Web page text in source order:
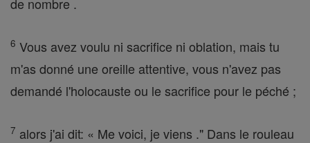
6 Vous avez voulu ni sacrifice ni oblation, mais tu
m'as donné une oreille attentive, vous n'avez pas
demandé l'holocauste ou le sacrifice pour le péché ;
7 alors j'ai dit: « Me voici, je viens ." Dans le rouleau